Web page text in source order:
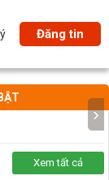
Đăng tin
›
Xem tất cả